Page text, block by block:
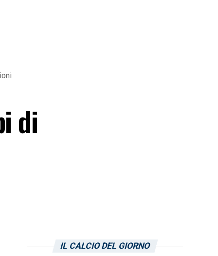
di
IL CALCIO DEL GIORNO